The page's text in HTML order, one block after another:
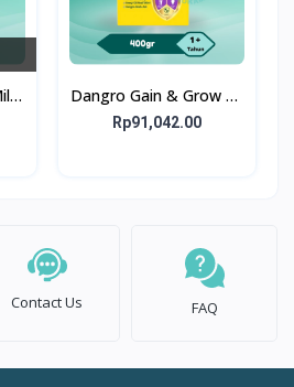
-
Dangro Gain & Grow 1+
400gr - Susu untuk
Rp91,042.00
Contact Us FAQ